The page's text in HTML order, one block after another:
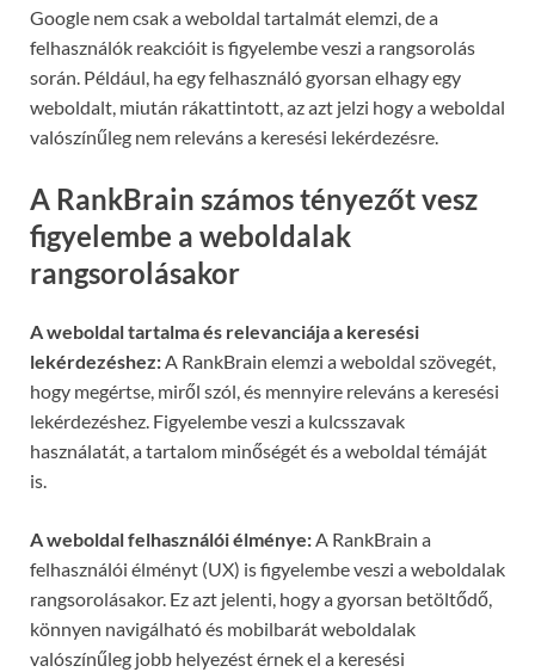
Google nem csak a weboldal tartalmát elemzi, de a
felhasználók reakcióit is figyelembe veszi a rangsorolás
során. Például, ha egy felhasználó gyorsan elhagy egy
weboldalt, miután rákattintott, az azt jelzi hogy a weboldal
valószínűleg nem releváns a keresési lekérdezésre.
A RankBrain számos tényezőt vesz
figyelembe a weboldalak
rangsorolásakor
A weboldal tartalma és relevanciája a keresési
lekérdezéshez:A RankBrain elemzi a weboldal szövegét,
hogy megértse, miről szól, és mennyire releváns a keresési
lekérdezéshez. Figyelembe veszi a kulcsszavak
használatát, a tartalom minőségét és a weboldal témáját
is.
A weboldal felhasználói élménye:A RankBrain a
felhasználói élményt (UX) is figyelembe veszi a weboldalak
rangsorolásakor. Ez azt jelenti, hogy a gyorsan betöltődő,
könnyen navigálható és mobilbarát weboldalak
valószínűleg jobb helyezést érnek el a keresési